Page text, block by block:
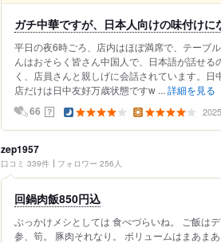
ガチ中華ですが、日本人向けの味付け
平日の夜6時ごろ、店内はほぼ満席で、テーブ
んはおそらく皆さん中国人で、日本語が話せ
く、店員さんと親しげに会話されています。
店だけは日中友好万歳状態ですw ... 詳細を見る
66 ？
zep1957
口コミ 339件 フォロワー 256人
回鍋肉飯850円込
ぶっかけメシとしては 食べづらいね。 ご飯は
参、筍。 豚肉それなり。 ボリュームはまあま